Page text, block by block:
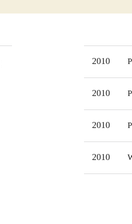
2010
2010
2010
2010